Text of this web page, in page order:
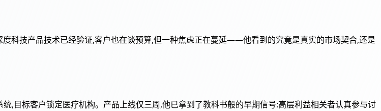
科技产品技术已经验证,客户也在谈预算,但一种焦虑正在蔓延——他看到的究竟是真实的市场契合,还是
目标客户锁定医疗机构。产品上线仅三周,他已拿到了教科书般的早期信号:高层利益相关者认真参与讨